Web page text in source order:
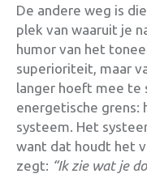
De andere weg is
plek van waaruit je
humor van het
superioriteit, maar
langer hoeft mee te
energetische grens:
systeem. Het
want dat houdt het
zegt: “Ik zie wat je